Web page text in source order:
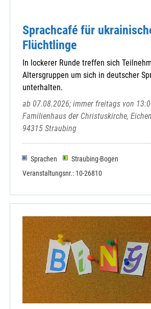
Sprachcafé für
Flüchtlinge
In lockerer Runde treffen sich
Altersgruppen um sich in deutscher
unterhalten.
ab 07.08.2026; immer freitags von
Familienhaus der Christuskirche,
94315 Straubing
Sprachen
Straubing-Bogen
Veranstaltungsnr.: 10-26810